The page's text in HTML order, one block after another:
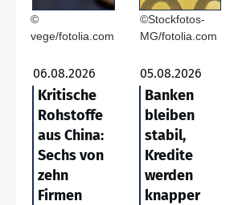
©
vege/fotolia.com
06.08.2026
Kritische
Rohstoffe
aus China:
Sechs von
zehn
Firmen
©Stockfotos-
MG/fotolia.com
05.08.2026
Banken
bleiben
stabil,
Kredite
werden
knapper